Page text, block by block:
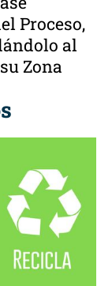
Proceso,
al
Zona